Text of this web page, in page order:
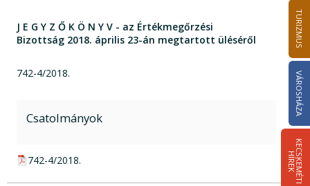
TURIZMUS
VÁROSHÁZA
K
E
C
S
K
E
M
É
T
I
HÍ
R
E
K
J E G Y Z Ő K Ö N Y V - az Értékmegőrzési
Bizottság 2018. április 23-án megtartott üléséről
742-4/2018.
Csatolmányok
pdf csatolmány:
742-4/2018.